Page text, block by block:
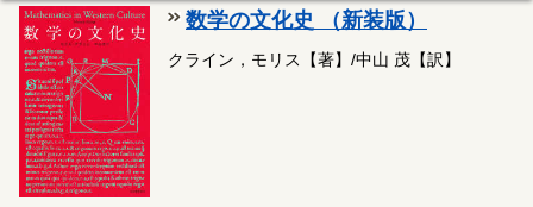
数学の文化史 （新装版）
クライン，モリス【著】/中山 茂【訳】